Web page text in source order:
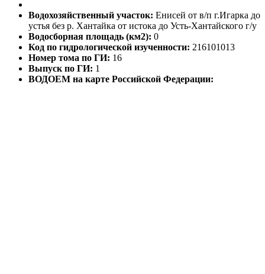
Водохозяйственный участок: Енисей от в/п г.Игарка до
устья без р. Хантайка от истока до Усть-Хантайского г/у
Водосборная площадь (км2): 0
Код по гидрологической изученности: 216101013
Номер тома по ГИ: 16
Выпуск по ГИ: 1
ВОДОЕМ на карте Российской Федерации: